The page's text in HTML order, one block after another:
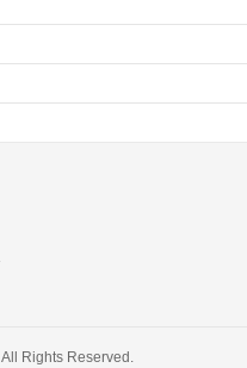
All Rights Reserved.